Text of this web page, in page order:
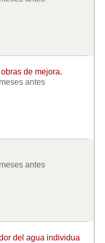
de mejora.
antes
antes
del agua individua